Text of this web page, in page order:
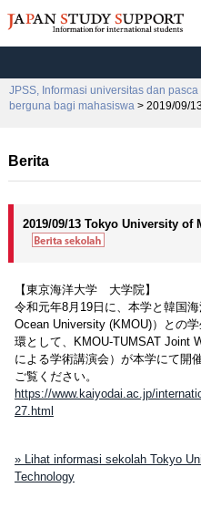
JPSS, Informasi universitas dan
berguna bagi mahasiswa > 2019/09/13
Berita
2019/09/13 Tokyo University of
【東京海洋大学 大学院】
令和元年8月19日に、本学と韓国
Ocean University (KMOU)）との
環として、KMOU-TUMSAT Joint
による学術講演会）が本学にて開
ご覧ください。
https://www.kaiyodai.ac.jp/
27.html
» Lihat informasi sekolah Tokyo
Technology